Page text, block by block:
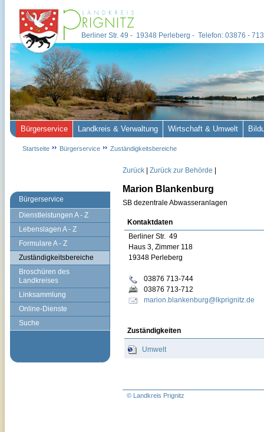
Bürgerservice
Dienstleistungen A - Z
Lebenslagen A - Z
Formulare A - Z
Zuständigkeitsbereiche
Broschüren des
Landkreises
Linksammlung
Online-Dienste
Suche
Zurück Zurück zur Behörde
Marion Blankenburg
SB dezentrale Abwasseranlagen
Kontaktdaten
Berliner Str. 49
Haus 3, Zimmer 118
19348 Perleberg
03876 713-744
03876 713-712
marion.blankenburg@lkprignitz.de
Zuständigkeiten
Umwelt
© Landkreis Prignitz
Berliner Str. 49 - 19348 Perleberg - Telefon: 03876 -
Bürgerservice Landkreis & Verwaltung Wirtschaft & Umwelt
Startseite Bürgerservice Zuständigkeitsbereiche